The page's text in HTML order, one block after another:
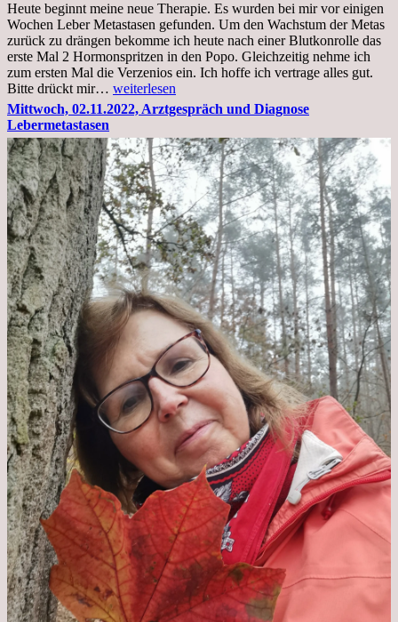
Heute beginnt meine neue Therapie. Es wurden bei mir vor einigen
Wochen Leber Metastasen gefunden. Um den Wachstum der Metas
zurück zu drängen bekomme ich heute nach einer Blutkonrolle das
erste Mal 2 Hormonspritzen in den Popo. Gleichzeitig nehme ich
zum ersten Mal die Verzenios ein. Ich hoffe ich vertrage alles gut.
Bitte drückt mir… Mittwoch,
09.11.2022
weiterlesen
Mittwoch, 02.11.2022, Arztgespräch und Diagnose
Lebermetastasen